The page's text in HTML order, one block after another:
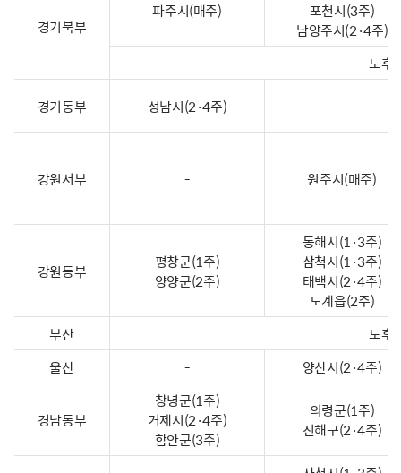
경기북부
파주시(매주)
포천시(3주)
남양주시(2·4주)
노후
경기동부 성남시(2·4주) -
강원서부 - 원주시(매주)
강원동부
평창군(1주)
양양군(2주)
동해시(1·3주)
삼척시(1·3주)
태백시(2·4주)
도계읍(2주)
부산
노후
울산
- 양산시(2·4주)
경남동부
창녕군(1주)
거제시(2·4주)
함안군(3주)
의령군(1주)
진해구(2·4주)